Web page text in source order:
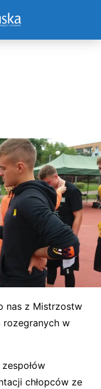
nas z Mistrzostw
w
chłopców ze